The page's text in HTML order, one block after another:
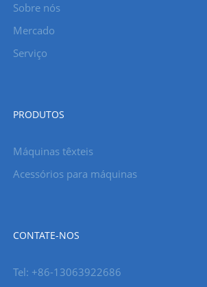
Sobre nós
Mercado
Serviço
PRODUTOS
Máquinas têxteis
Acessórios para máquinas
CONTATE-NOS
Tel: +86-13063922686